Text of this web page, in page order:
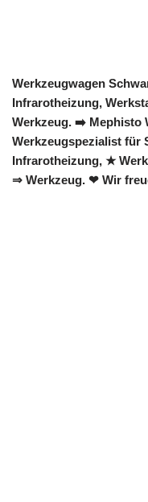
Werkzeugwagen
Infrarotheizung,
Werkzeug. ➡️ Mephisto
Werkzeugspezialist für
Infrarotheizung, ★
⇒ Werkzeug. ❤ Wir